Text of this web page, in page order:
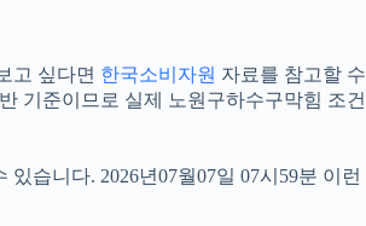
고 싶다면 한국소비자원 자료를 참고할
기준이므로 실제 노원구하수구막힘 조
있습니다. 2026년07월07일 07시59분 이